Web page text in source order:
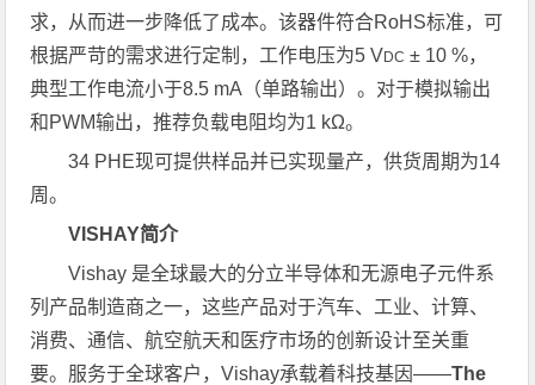
求，从而进一步降低了成本。该器件符合RoHS标准，可
根据严苛的需求进行定制，工作电压为5 VDC ± 10 %，
典型工作电流小于8.5 mA（单路输出）。对于模拟输出
和PWM输出，推荐负载电阻均为1 kΩ。
34 PHE现可提供样品并已实现量产，供货周期为14
周。
VISHAY简介
Vishay 是全球最大的分立半导体和无源电子元件系
列产品制造商之一，这些产品对于汽车、工业、计算、
消费、通信、航空航天和医疗市场的创新设计至关重
要。服务于全球客户，Vishay承载着科技基因——The